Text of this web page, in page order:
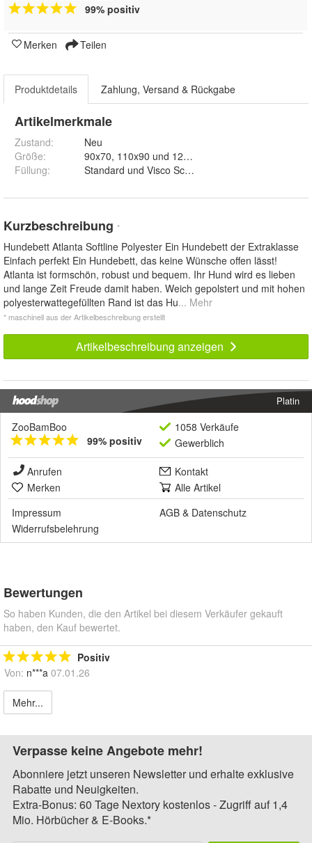
99% positiv
Merken Teilen
Produktdetails Zahlung, Versand & Rückgabe
Artikelmerkmale
Zustand:
Neu
Größe:
90x70, 110x90 und 120x100
Füllung: Standard und Visco Schaumstoff
Kurzbeschreibung *
Hundebett Atlanta Softline Polyester Ein Hundebett der Extraklasse
Einfach perfekt Ein Hundebett, das keine Wünsche offen lässt!
Atlanta ist formschön, robust und bequem. Ihr Hund wird es lieben
und lange Zeit Freude damit haben. Weich gepolstert und mit hohen
polyesterwattegefüllten Rand ist das Hu... Mehr
* maschinell aus der Artikelbeschreibung erstellt
Artikelbeschreibung anzeigen
Platin
ZooBamBoo
99% positiv
1058 Verkäufe
Gewerblich
Anrufen
Kontakt
Merken
Alle Artikel
Impressum
AGB & Datenschutz
Widerrufsbelehrung
Bewertungen
So haben Kunden, die den Artikel bei diesem Verkäufer gekauft
haben, den Kauf bewertet.
Positiv
Von: n***a 07.01.26
Mehr...
Verpasse keine Angebote mehr!
Abonniere jetzt unseren Newsletter und erhalte exklusive
Rabatte und Neuigkeiten.
Extra-Bonus: 60 Tage Nextory kostenlos - Zugriff auf 1,4
Mio. Hörbücher & E-Books.*